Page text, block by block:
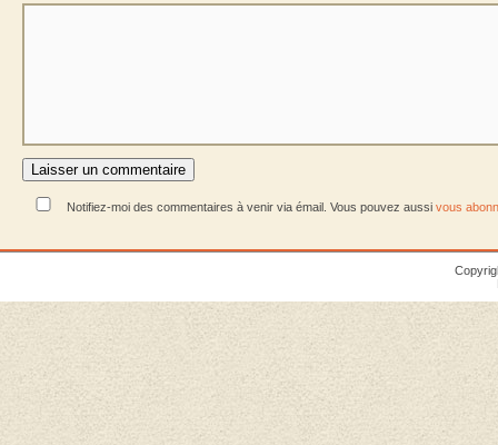
Notifiez-moi des commentaires à venir via émail. Vous pouvez aussi vous